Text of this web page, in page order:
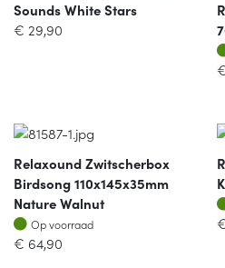
Sounds White Stars
€ 29,90
Relaxound Zwitscherbox
Birdsong 110x145x35mm
Nature Walnut
Op voorraad
Op voorraad
€ 64,90